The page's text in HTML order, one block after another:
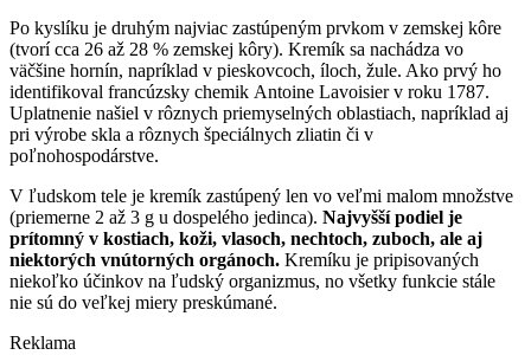
Po kyslíku je druhým najviac zastúpeným prvkom v zemskej kôre
(tvorí cca 26 až 28 % zemskej kôry). Kremík sa nachádza vo
väčšine hornín, napríklad v pieskovcoch, íloch, žule. Ako prvý ho
identifikoval francúzsky chemik Antoine Lavoisier v roku 1787.
Uplatnenie našiel v rôznych priemyselných oblastiach, napríklad aj
pri výrobe skla a rôznych špeciálnych zliatin či v
poľnohospodárstve.
V ľudskom tele je kremík zastúpený len vo veľmi malom množstve
(priemerne 2 až 3 g u dospelého jedinca). Najvyšší podiel je
prítomný v kostiach, koži, vlasoch, nechtoch, zuboch, ale aj
niektorých vnútorných orgánoch. Kremíku je pripisovaných
niekoľko účinkov na ľudský organizmus, no všetky funkcie stále
nie sú do veľkej miery preskúmané.
Reklama